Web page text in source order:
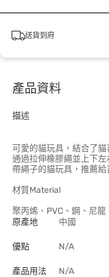
送貨到府
產品資料
描述
可愛的貓玩具，結合了
通過拉伸橡膠繩並上下
帶繩子的貓玩具，推薦
材質Material
聚丙烯、PVC、鋼、尼
原產地
中國
優點 N/A
產品用法 N/A